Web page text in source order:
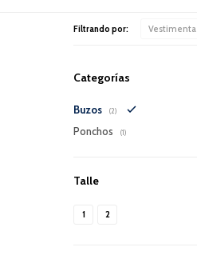
Filtrando por: Vestimenta
Categorías
Buzos (2)
Ponchos (1)
Talle
1 2